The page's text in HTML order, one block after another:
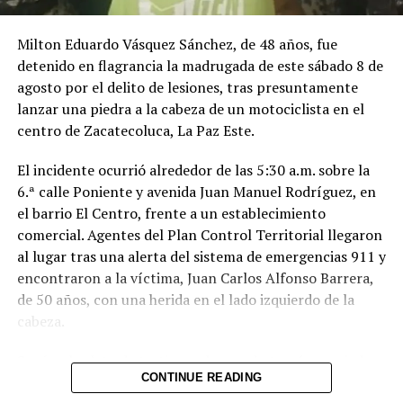
El 53% de los salvadoreños, 4 de cada 5, evalúa
positivamente la gestión de Nayib Bukele. Sólo un 3%
considera mal la gestión presidencial, principalmente
simpatizantes del FMLN y ARENA.
Milton Eduardo Vásquez Sánchez, de 48 años, fue
detenido en flagrancia la madrugada de este sábado 8 de
agosto por el delito de lesiones, tras presuntamente
lanzar una piedra a la cabeza de un motociclista en el
centro de Zacatecoluca, La Paz Este.
El incidente ocurrió alrededor de las 5:30 a.m. sobre la
6.ª calle Poniente y avenida Juan Manuel Rodríguez, en
el barrio El Centro, frente a un establecimiento
comercial. Agentes del Plan Control Territorial llegaron
al lugar tras una alerta del sistema de emergencias 911 y
encontraron a la víctima, Juan Carlos Alfonso Barrera,
de 50 años, con una herida en el lado izquierdo de la
cabeza.
Según el relato de testigos, el acusado tomó una piedra
y la lanzó directamente contra la cabeza del
CONTINUE READING